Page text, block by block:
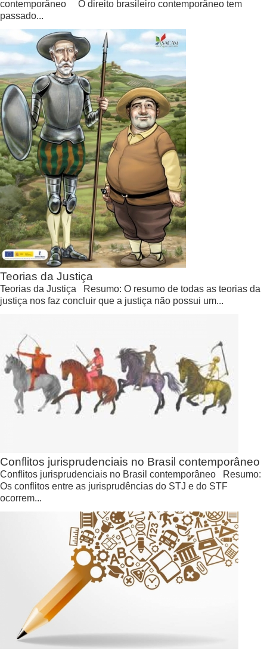
contemporâneo O direito brasileiro contemporâneo tem
passado...
Teorias da Justiça
Teorias da Justiça Resumo: O resumo de todas as teorias da
justiça nos faz concluir que a justiça não possui um...
Conflitos jurisprudenciais no Brasil contemporâneo
Conflitos jurisprudenciais no Brasil contemporâneo Resumo:
Os conflitos entre as jurisprudências do STJ e do STF
ocorrem...